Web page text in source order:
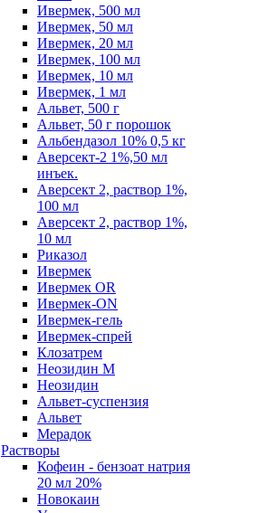
Ивермек, 500 мл
Ивермек, 50 мл
Ивермек, 20 мл
Ивермек, 100 мл
Ивермек, 10 мл
Ивермек, 1 мл
Альвет, 500 г
Альвет, 50 г порошок
Альбендазол 10% 0,5 кг
Аверсект-2 1%,50 мл
инъек.
Аверсект 2, раствор 1%,
100 мл
Аверсект 2, раствор 1%,
10 мл
Риказол
Ивермек
Ивермек OR
Ивермек-ON
Ивермек-гель
Ивермек-спрей
Клозатрем
Неозидин М
Неозидин
Альвет-суспензия
Альвет
Мерадок
Растворы
Кофеин - бензоат натрия
20 мл 20%
Новокаин